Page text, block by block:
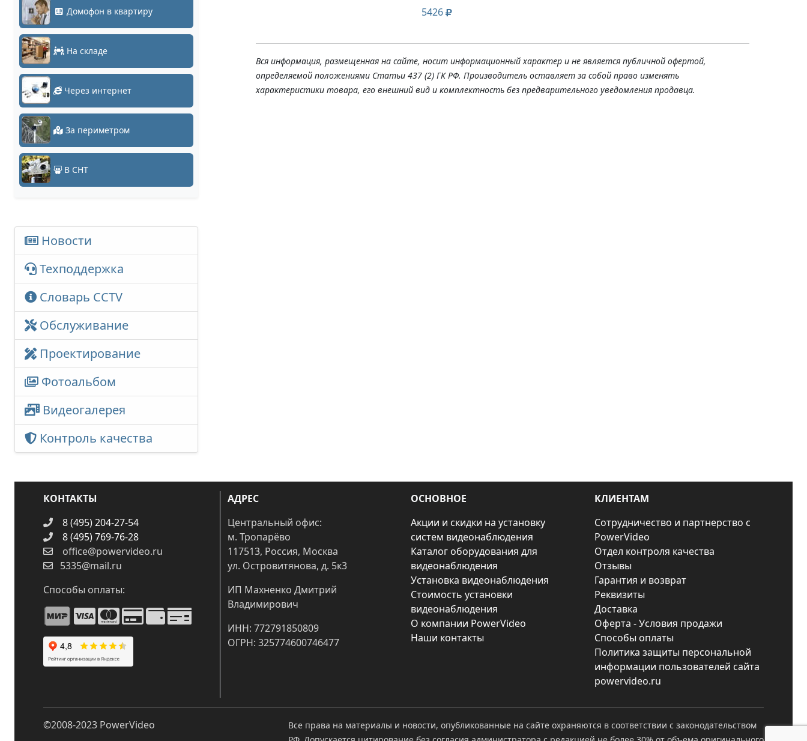
Домофон в квартиру
На складе
Через интернет
За периметром
В СНТ
Новости
Техподдержка
Словарь CCTV
Обслуживание
Проектирование
Фотоальбом
Видеогалерея
Контроль качества
5426
Вся информация, размещенная на сайте, носит информационный характер и не является публичной офертой,
определяемой положениями Статьи 437 (2) ГК РФ. Производитель оставляет за собой право изменять
характеристики товара, его внешний вид и комплектность без предварительного уведомления продавца.
КОНТАКТЫ
8 (495) 204-27-54
8 (495) 769-76-28
office@powervideo.ru
5335@mail.ru
Способы оплаты:
АДРЕС
Центральный офис:
м. Тропарёво
117513, Россия, Москва
ул. Островитянова, д. 5к3
ИП Махненко Дмитрий
Владимирович
ИНН: 772791850809
ОГРН: 325774600746477
ОСНОВНОЕ
Акции и скидки на установку
систем видеонаблюдения
Каталог оборудования для
видеонаблюдения
Установка видеонаблюдения
Стоимость установки
видеонаблюдения
О компании PowerVideo
Наши контакты
КЛИЕНТАМ
Сотрудничество и партнерство с
PowerVideo
Отдел контроля качества
Отзывы
Гарантия и возврат
Реквизиты
Доставка
Оферта - Условия продажи
Способы оплаты
Политика защиты персональной
информации пользователей сайта
powervideo.ru
©2008-2023 PowerVideo
Все права на материалы и новости, опубликованные на сайте охраняются в соответствии с законодательством